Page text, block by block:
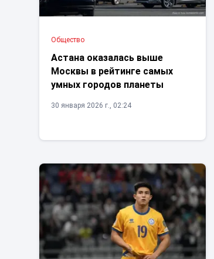
Общество
Астана оказалась выше
Москвы в рейтинге самых
умных городов планеты
30 января 2026 г., 02:24